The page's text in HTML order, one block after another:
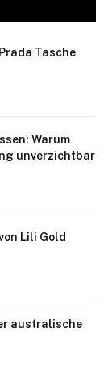
Tasche
Warum
unverzichtbar
Lili Gold
australische